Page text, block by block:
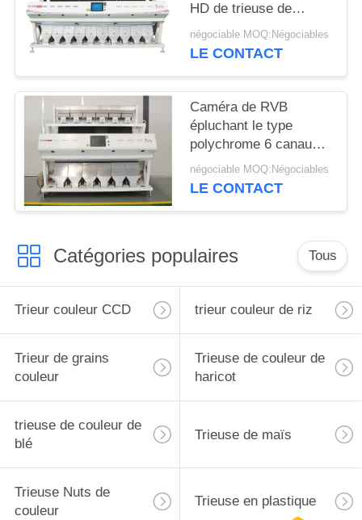
HD de trieuse de
haricot de la capacité
15.0T/H
négociable MOQ:Négociables
LE CONTACT
Caméra de RVB
épluchant le type
polychrome 6 canaux
de CCD de trieuse de
fèves de mung
négociable MOQ:Négociables
LE CONTACT
Catégories populaires Tous
Trieur couleur CCD trieur couleur de riz
Trieur de grains
couleur
Trieuse de couleur de
haricot
trieuse de couleur de
blé
Trieuse de maïs
Trieuse Nuts de
couleur
Trieuse en plastique